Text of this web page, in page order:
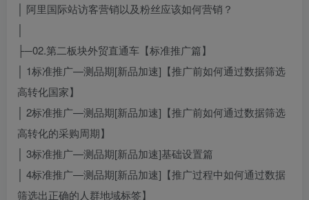
│ 阿里国际站访客营销以及粉丝应该如何营销？
├─02.第二板块外贸直通车【标准推广篇】
│ 1标准推广—测品期[新品加速]【推广前如何通过数据筛选
高转化国家】
│ 2标准推广—测品期[新品加速]【推广前如何通过数据筛选
高转化的采购周期】
│ 3标准推广—测品期[新品加速]基础设置篇
│ 4标准推广—测品期[新品加速]【推广过程中如何通过数据
筛选出正确的人群地域标签】